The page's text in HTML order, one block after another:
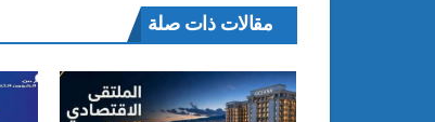
مقالات ذات صلة